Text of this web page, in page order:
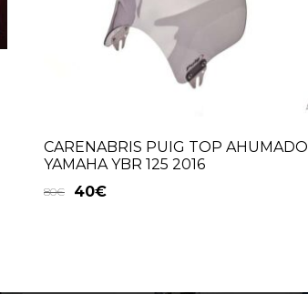
CARENABRIS PUIG TOP AHUMADO
YAMAHA YBR 125 2016
80€ 40€